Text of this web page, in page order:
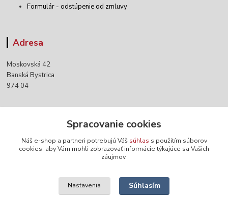
Formulár - odstúpenie od zmluvy
Adresa
Moskovská 42
Banská Bystrica
974 04
+421 903 152 158
Spracovanie cookies
Náš e-shop a partneri potrebujú Váš súhlas s použitím súborov
cookies, aby Vám mohli zobrazovať informácie týkajúce sa Vašich
záujmov.
Nastavenia Súhlasím